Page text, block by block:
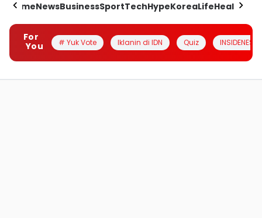
HomeNewsBusinessSportTechHypeKoreaLifeHealth
For
You
# Yuk Vote Iklanin di IDN Quiz INSIDENESIA